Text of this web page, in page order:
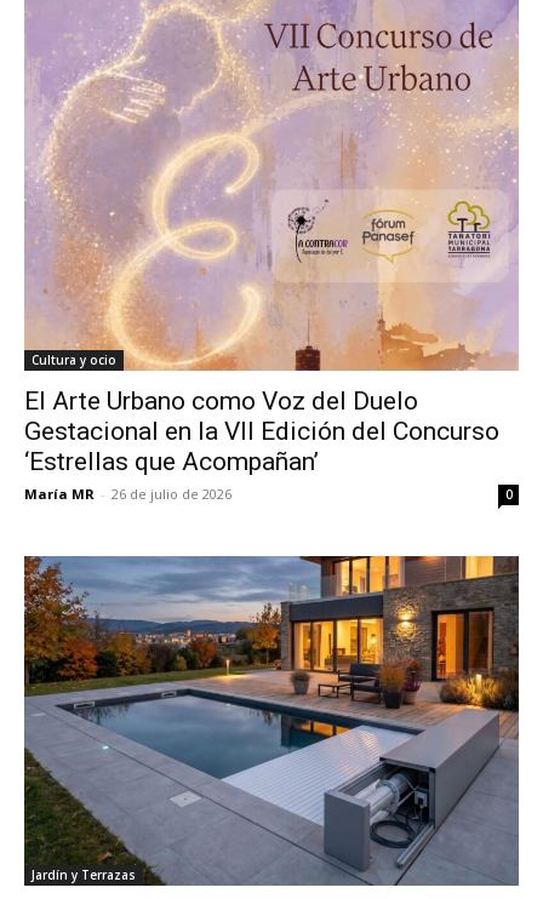
Cultura y ocio
El Arte Urbano como Voz del Duelo
Gestacional en la VII Edición del Concurso
‘Estrellas que Acompañan’
María MR - 26 de julio de 2026 0
Jardín y Terrazas